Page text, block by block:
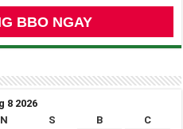
BBO NGAY
8 2026
N S B
C